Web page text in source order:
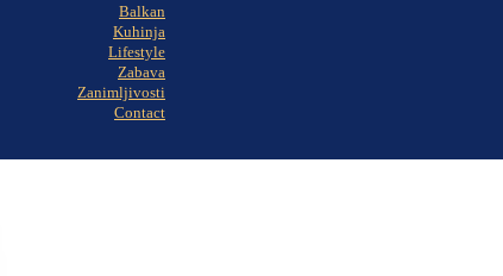
Balkan
Kuhinja
Lifestyle
Zabava
Zanimljivosti
Contact